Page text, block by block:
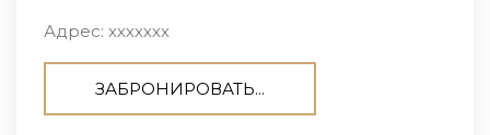
Адрес: ххххххх
ЗАБРОНИРОВАТЬ...